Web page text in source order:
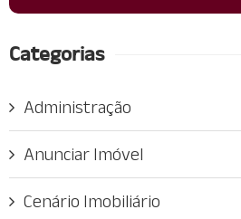
Categorias
Administração
Anunciar Imóvel
Cenário Imobiliário